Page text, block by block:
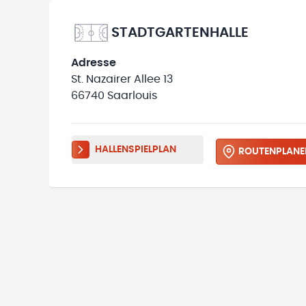
STADTGARTENHALLE
Adresse
St. Nazairer Allee 13
66740 Saarlouis
HALLENSPIELPLAN